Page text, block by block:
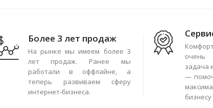
Более 3 лет продаж
На рынке мы имеем более 3
лет продаж. Ранее мы
работали в оффлайне, а
теперь развиваем сферу
интернет-бизнеса.
задача
—